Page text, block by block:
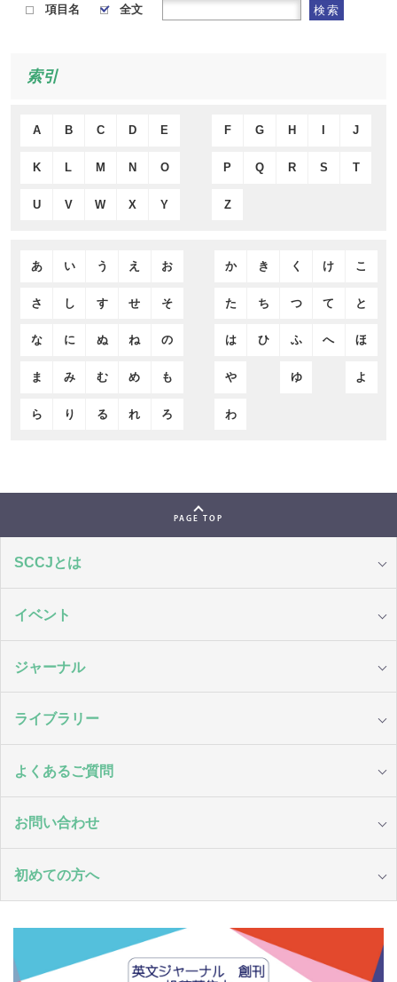
項目名 全文 検索
索引
A B C D E F G H J
K L M N O P Q R S T
U V W X Y Z
あ い う え お か き く け こ
さ し す せ そ た ち つ て と
な に ぬ ね の は ひ ふ へ ほ
ま み む め も や ゆ よ
ら り る れ ろ わ
PAGE TOP
SCCJとは
イベント
ジャーナル
ライブラリー
よくあるご質問
お問い合わせ
初めての方へ